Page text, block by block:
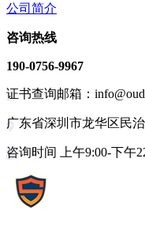
公司简介
咨询热线
190-0756-9967
证书查询邮箱：
广东省深圳市龙华区民
咨询时间 上午9:00-下午